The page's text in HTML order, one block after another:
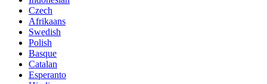
Czech
Afrikaans
Swedish
Polish
Basque
Catalan
Esperanto